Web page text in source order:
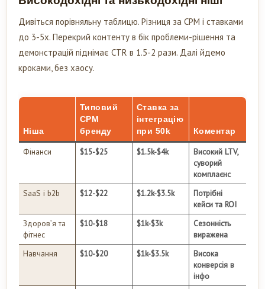
Дивіться порівняльну таблицю. Різниця за CPM і ставками
до 3-5x. Перекрий контенту в бік проблеми-рішення та
демонстрацій піднімає CTR в 1.5-2 рази. Далі йдемо
кроками, без хаосу.
Ніша
Типовий
CPM
бренду
Ставка за
інтеграцію
при 50k
Коментар
Фінанси $15-$25 $1.5k-$4k
Високий LTV,
суворий
комплаєнс
SaaS і b2b
$12-$22 $1.2k-$3.5k
Потрібні
кейси та ROI
Здоров’я та
фітнес
$10-$18 $1k-$3k
Сезонність
виражена
Навчання
$10-$20 $1k-$3.5k
Висока
конверсія в
інфо